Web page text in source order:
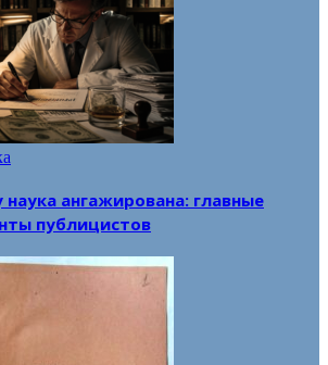
ангажирована: главные
публицистов